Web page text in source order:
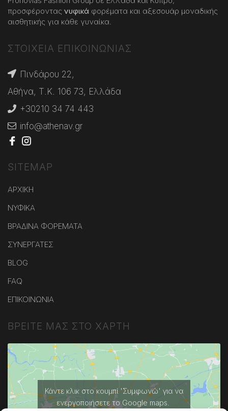
προσφέροντας νυφικά φορέματα και αξεσουάρ μοναδικής
αισθητικής για κάθε γυναίκα.
ΣΤΟΙΧΕΙΑ ΕΠΙΚΟΙΝΩΝΙΑΣ
Πινδάρου 22,
Αθήνα, Τ.Κ. 106 73, Ελλάδα
+30210 34 74 443
info@athenav.gr
SITEMAP
ΑΡΧΙΚΗ
ΝΥΦΙΚΑ
ΒΡΑΔΙΝΑ ΦΟΡΕΜΑΤΑ
ΣΥΝΕΡΓΑΤΕΣ
BLOG
FAQ
ΕΠΙΚΟΙΝΩΝΙΑ
ΒΡΕΙΤΕ ΜΑΣ ΣΤΟ ΧΑΡΤΗ
Κάντε κλικ στο κουμπί 'Συμφωνώ' για να
ενεργοποιήσετε το Google maps.